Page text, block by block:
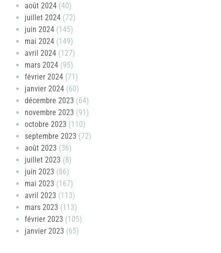
août 2024 (40)
juillet 2024 (72)
juin 2024 (145)
mai 2024 (149)
avril 2024 (127)
mars 2024 (95)
février 2024 (71)
janvier 2024 (60)
décembre 2023 (64)
novembre 2023 (91)
octobre 2023 (110)
septembre 2023 (72)
août 2023 (36)
juillet 2023 (8)
juin 2023 (86)
mai 2023 (167)
avril 2023 (113)
mars 2023 (113)
février 2023 (105)
janvier 2023 (65)